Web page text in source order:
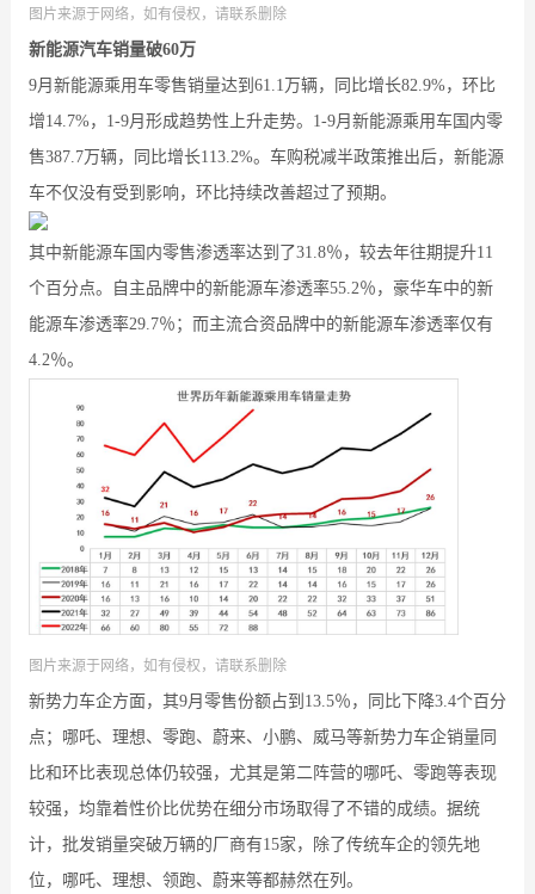
图片来源于网络，如有侵权，请联系删除
新能源汽车销量破60万
9月新能源乘用车零售销量达到61.1万辆，同比增长82.9%，环比
增14.7%，1-9月形成趋势性上升走势。1-9月新能源乘用车国内零
售387.7万辆，同比增长113.2%。车购税减半政策推出后，新能源
车不仅没有受到影响，环比持续改善超过了预期。
其中新能源车国内零售渗透率达到了31.8％，较去年往期提升11
个百分点。自主品牌中的新能源车渗透率55.2％，豪华车中的新
能源车渗透率29.7％；而主流合资品牌中的新能源车渗透率仅有
4.2％。
图片来源于网络，如有侵权，请联系删除
新势力车企方面，其9月零售份额占到13.5％，同比下降3.4个百分
点；哪吒、理想、零跑、蔚来、小鹏、威马等新势力车企销量同
比和环比表现总体仍较强，尤其是第二阵营的哪吒、零跑等表现
较强，均靠着性价比优势在细分市场取得了不错的成绩。据统
计，批发销量突破万辆的厂商有15家，除了传统车企的领先地
位，哪吒、理想、领跑、蔚来等都赫然在列。